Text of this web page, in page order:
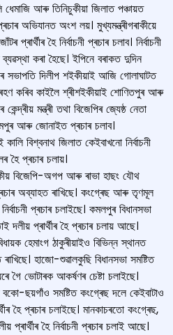
ধেমাজি আৰু তিনিচুকীয়া জিলাত পঞ্চায়ত
অভিযানত অংশ লয়। মুখ্যমন্ত্ৰীগৰাকীয়ে
হৈ নিৰ্বাচনী প্ৰচাৰ চলাব। নির্বাচনী
কৰা হৈছে। ইপিনে বৰাকত দুদিন
সভাপতি দিলীপ শ‍ইকীয়াই আজি গোলাঘাটত
কৰিব কাইলৈ শ্ৰীশ‍ইকীয়াই শোণিতপুৰ আৰু
মন্ত্ৰী তথা বিজেপিৰ জ্যেষ্ঠ নেতা
আৰু জোনাইত প্ৰচাৰ চলাব।
বিশ্বনাথ জিলাত কেইবাখনো নির্বাচনী
হৈ প্ৰচাৰ চলায়।
বিজেপি-অগপ আৰু ৰাভা হাছং যৌথ
অব্যাহত ৰাখিছে। কংগ্ৰেছ আৰু তৃণমূল
প্ৰচাৰ চলাইছে। কমলপুৰ বিধানসভা
দলীয় প্ৰাৰ্থীৰ হৈ প্ৰচাৰ চলায় আছে।
হেমাংগ ঠাকুৰীয়াইও বিভিন্ন স্থানত
হাজো-শুৱালকুছি বিধানসভা সমষ্টিত
গৈ ভোটাৰক আকৰ্ষণৰ চেষ্টা চলাইছে।
বকো-ছয়গাঁও সমষ্টিত কংগ্ৰেছ দলে কেইবাটাও
হৈ প্ৰচাৰ চলাইছে। মানকাচৰতো কংগ্ৰেছ,
হৈ নিৰ্বাচনী প্ৰচাৰ চলাই আছে।